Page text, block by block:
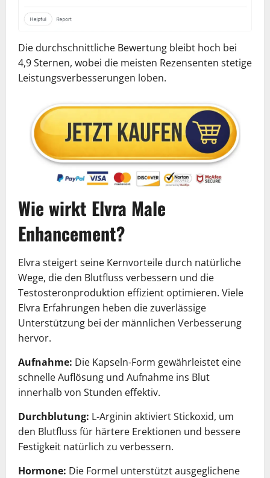
Die durchschnittliche Bewertung bleibt hoch bei
4,9 Sternen, wobei die meisten Rezensenten stetige
Leistungsverbesserungen loben.
Wie wirkt Elvra Male
Enhancement?
Elvra steigert seine Kernvorteile durch natürliche
Wege, die den Blutfluss verbessern und die
Testosteronproduktion effizient optimieren. Viele
Elvra Erfahrungen heben die zuverlässige
Unterstützung bei der männlichen Verbesserung
hervor.
Aufnahme: Die Kapseln-Form gewährleistet eine
schnelle Auflösung und Aufnahme ins Blut
innerhalb von Stunden effektiv.
Durchblutung: L-Arginin aktiviert Stickoxid, um
den Blutfluss für härtere Erektionen und bessere
Festigkeit natürlich zu verbessern.
Hormone: Die Formel unterstützt ausgeglichene